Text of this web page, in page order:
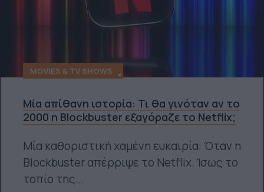
MOVIES & TV SHOWS
Μία απίθανη ιστορία: Τι θα γινόταν αν το
2000 η Blockbuster εξαγόραζε το Netflix;
Μία καθοριστική χαμένη ευκαιρία: Όταν η
Blockbuster απέρριψε το Netflix. Ίσως το
τοπίο της...